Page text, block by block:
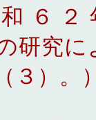
６２
の研究
３）。